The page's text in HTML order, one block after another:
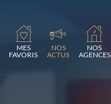
MES
FAVORIS
NOS
ACTUS
NOS
AGENCES